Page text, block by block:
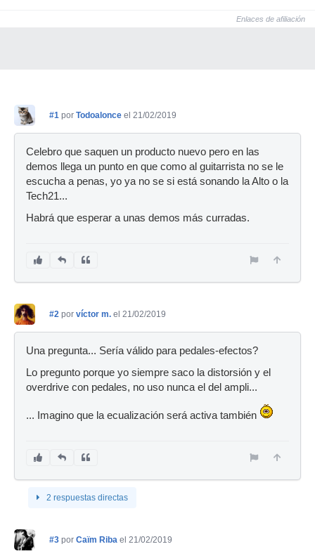
Enlaces de afiliación
#1 por Todoalonce el 21/02/2019
Celebro que saquen un producto nuevo pero en las
demos llega un punto en que como al guitarrista no se le
escucha a penas, yo ya no se si está sonando la Alto o la
Tech21...
Habrá que esperar a unas demos más curradas.
#2 por víctor m. el 21/02/2019
Una pregunta... Sería válido para pedales-efectos?
Lo pregunto porque yo siempre saco la distorsión y el
overdrive con pedales, no uso nunca el del ampli...
... Imagino que la ecualización será activa también
2 respuestas directas
#3 por Caïm Riba el 21/02/2019